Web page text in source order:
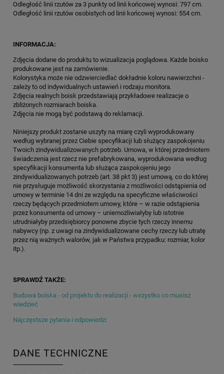
Odległość linii rzutów za 3 punkty od linii końcowej wynosi: 797 cm.
Odległość linii rzutów osobistych od linii końcowej wynosi: 554 cm.
INFORMACJA:
Zdjęcia dodane do produktu to wizualizacja poglądowa. Każde boisko
produkowane jest na zamówienie.
Kolorystyka może nie odzwierciedlać dokładnie koloru nawierzchni -
zależy to od indywidualnych ustawień i rodzaju monitora.
Zdjęcia realnych boisk przedstawiają przykładowe realizacje o
zbliżonych rozmiarach boiska.
Zdjęcia nie mogą być podstawą do reklamacji.
Niniejszy produkt zostanie uszyty na miarę czyli wyprodukowany
według wybranej przez Ciebie specyfikacji lub służący zaspokojeniu
Twoich zindywidualizowanych potrzeb. Umowa, w której przedmiotem
świadczenia jest rzecz nie prefabrykowana, wyprodukowana według
specyfikacji konsumenta lub służąca zaspokojeniu jego
zindywidualizowanych potrzeb (art. 38 pkt 3) jest umową, co do której
nie przysługuje możliwość skorzystania z możliwości odstąpienia od
umowy w terminie 14 dni ze względu na specyficzne właściwości
rzeczy będących przedmiotem umowy, które – w razie odstąpienia
przez konsumenta od umowy – uniemożliwiałyby lub istotnie
utrudniałyby przedsiębiorcy ponowne zbycie tych rzeczy innemu
nabywcy (np. z uwagi na zindywidualizowane cechy rzeczy lub utratę
przez nią ważnych walorów, jak w Państwa przypadku: rozmiar, kolor
itp.).
SPRAWDŹ TAKŻE:
Budowa boiska - od projektu do realizacji - wszystko co musisz
wiedzieć
Najczęstsze pytania i odpowiedzi
DANE TECHNICZNE